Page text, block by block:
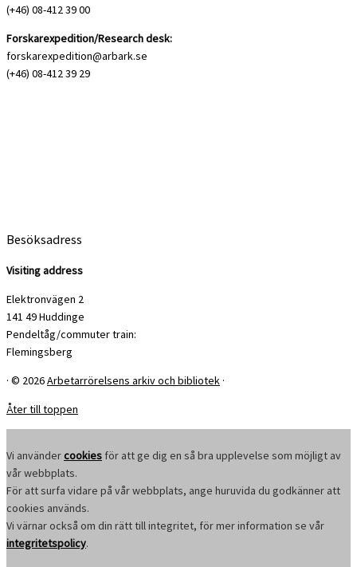
(+46) 08-412 39 00
Forskarexpedition/Research desk:
forskarexpedition@arbark.se
(+46) 08-412 39 29
Besöksadress
Visiting address
Elektronvägen 2
141 49 Huddinge
Pendeltåg/commuter train:
Flemingsberg
· © 2026Arbetarrörelsens arkiv och bibliotek ·
Åter till toppen
Vi användercookies för att ge dig en så bra upplevelse som möjligt av
vår webbplats.
För att surfa vidare på vår webbplats, ange huruvida du godkänner att
cookies används.
Vi värnar också om din rätt till integritet, för mer information se vår
integritetspolicy.